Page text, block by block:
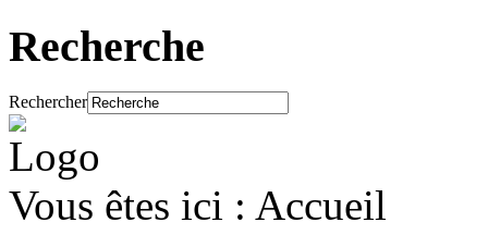
Recherche
Rechercher
Vous êtes ici : Accueil